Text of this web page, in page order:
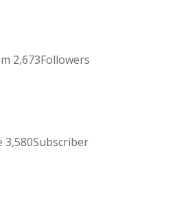
2,673Followers
3,580Subscriber